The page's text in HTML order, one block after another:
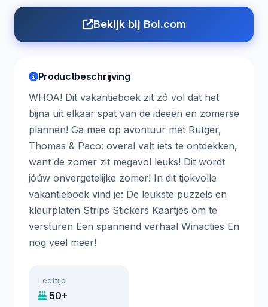
Bekijk bij Bol.com
Productbeschrijving
WHOA! Dit vakantieboek zit zó vol dat het
bijna uit elkaar spat van de ideeën en zomerse
plannen! Ga mee op avontuur met Rutger,
Thomas & Paco: overal valt iets te ontdekken,
want de zomer zit megavol leuks! Dit wordt
jóúw onvergetelijke zomer! In dit tjokvolle
vakantieboek vind je: De leukste puzzels en
kleurplaten Strips Stickers Kaartjes om te
versturen Een spannend verhaal Winacties En
nog veel meer!
Leeftijd
50+